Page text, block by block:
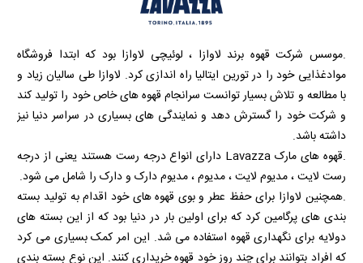
.موسس شرکت قهوه برند لاوازا ، لوئیچی لاوازا بود که ابتدا فروشگاه
موادغذایی خود را در تورین ایتالیا راه اندازی کرد. لاوازا طی سالیان زیاد و
با مطالعه و تلاش بسیار توانست سرانجام قهوه های خاص خود را تولید کند
و شرکت خود را گسترش دهد و نمایندگی های بسیاری در سراسر دنیا نیز
داشته باشد.
.قهوه های مارک Lavazza دارای انواع درجه رست هستند یعنی از درجه
رست لایت ، مدیوم لایت ، مدیوم ، مدیوم دارک و دارک را شامل می شود.
.همچنین لاوازا برای حفظ عطر و بوی قهوه های خود اقدام به تولید بسته
بندی های پرگامین کرد که برای اولین بار در دنیا بود که از این بسته های
دولایه برای نگهداری قهوه استفاده می شد. این امر کمک بسیاری می کرد
که افراد بتوانند برای چند روز خود قهوه خریداری کنند. این نوع بسته بندی